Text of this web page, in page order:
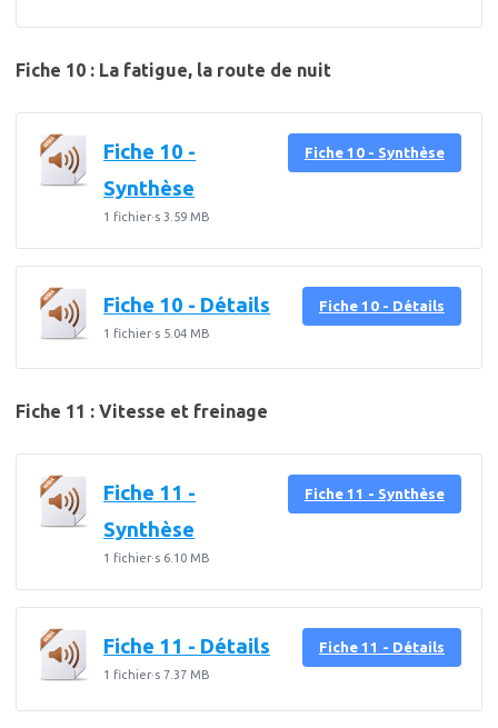
Fiche 10 : La fatigue, la route de nuit
Fiche 10 -
Synthèse
1 fichier·s3.59 MB
Fiche 10 - Synthèse
Fiche 10 - Détails
1 fichier·s 5.04 MB
Fiche 10 - Détails
Fiche 11 : Vitesse et freinage
Fiche 11 -
Synthèse
1 fichier·s 6.10 MB
Fiche 11 - Synthèse
Fiche 11 - Détails
1 fichier·s7.37 MB
Fiche 11 - Détails